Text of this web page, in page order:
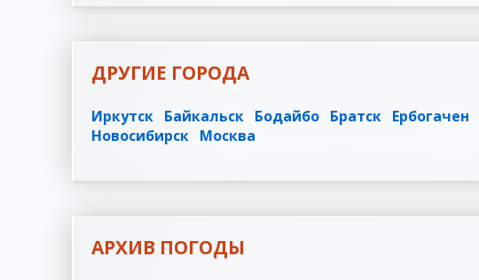
ДРУГИЕ ГОРОДА
Иркутск Байкальск Бодайбо Братск Ербогачен
Новосибирск Москва
АРХИВ ПОГОДЫ